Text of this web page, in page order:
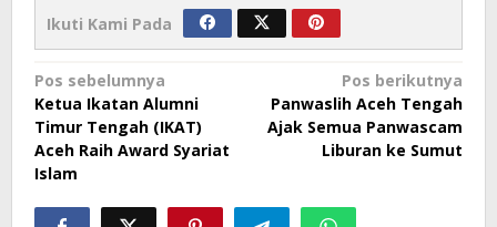
Ikuti Kami Pada
Navigasi
pos
Pos sebelumnya
Ketua Ikatan Alumni
Timur Tengah (IKAT)
Aceh Raih Award Syariat
Islam
Pos berikutnya
Panwaslih Aceh Tengah
Ajak Semua Panwascam
Liburan ke Sumut